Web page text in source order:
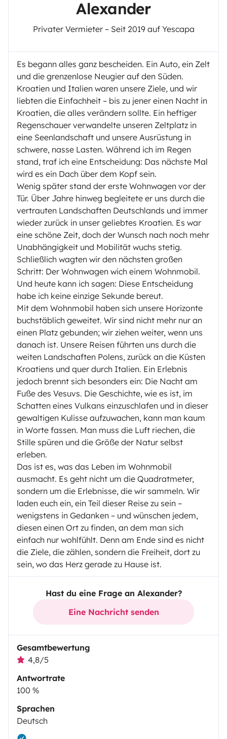
Alexander
Privater Vermieter – Seit 2019 auf Yescapa
Es begann alles ganz bescheiden. Ein Auto, ein Zelt
und die grenzenlose Neugier auf den Süden.
Kroatien und Italien waren unsere Ziele, und wir
liebten die Einfachheit – bis zu jener einen Nacht in
Kroatien, die alles verändern sollte. Ein heftiger
Regenschauer verwandelte unseren Zeltplatz in
eine Seenlandschaft und unsere Ausrüstung in
schwere, nasse Lasten. Während ich im Regen
stand, traf ich eine Entscheidung: Das nächste Mal
wird es ein Dach über dem Kopf sein.
Wenig später stand der erste Wohnwagen vor der
Tür. Über Jahre hinweg begleitete er uns durch die
vertrauten Landschaften Deutschlands und immer
wieder zurück in unser geliebtes Kroatien. Es war
eine schöne Zeit, doch der Wunsch nach noch mehr
Unabhängigkeit und Mobilität wuchs stetig.
Schließlich wagten wir den nächsten großen
Schritt: Der Wohnwagen wich einem Wohnmobil.
Und heute kann ich sagen: Diese Entscheidung
habe ich keine einzige Sekunde bereut.
Mit dem Wohnmobil haben sich unsere Horizonte
buchstäblich geweitet. Wir sind nicht mehr nur an
einen Platz gebunden; wir ziehen weiter, wenn uns
danach ist. Unsere Reisen führten uns durch die
weiten Landschaften Polens, zurück an die Küsten
Kroatiens und quer durch Italien. Ein Erlebnis
jedoch brennt sich besonders ein: Die Nacht am
Fuße des Vesuvs. Die Geschichte, wie es ist, im
Schatten eines Vulkans einzuschlafen und in dieser
gewaltigen Kulisse aufzuwachen, kann man kaum
in Worte fassen. Man muss die Luft riechen, die
Stille spüren und die Größe der Natur selbst
erleben.
Das ist es, was das Leben im Wohnmobil
ausmacht. Es geht nicht um die Quadratmeter,
sondern um die Erlebnisse, die wir sammeln. Wir
laden euch ein, ein Teil dieser Reise zu sein –
wenigstens in Gedanken – und wünschen jedem,
diesen einen Ort zu finden, an dem man sich
einfach nur wohlfühlt. Denn am Ende sind es nicht
die Ziele, die zählen, sondern die Freiheit, dort zu
sein, wo das Herz gerade zu Hause ist.
Hast du eine Frage an Alexander?
Eine Nachricht senden
Gesamtbewertung
4,8/5
Antwortrate
100 %
Sprachen
Deutsch